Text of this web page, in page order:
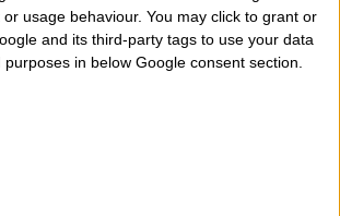
usage behaviour. You may click to grant or
and its third-party tags to use your data
in below Google consent section.